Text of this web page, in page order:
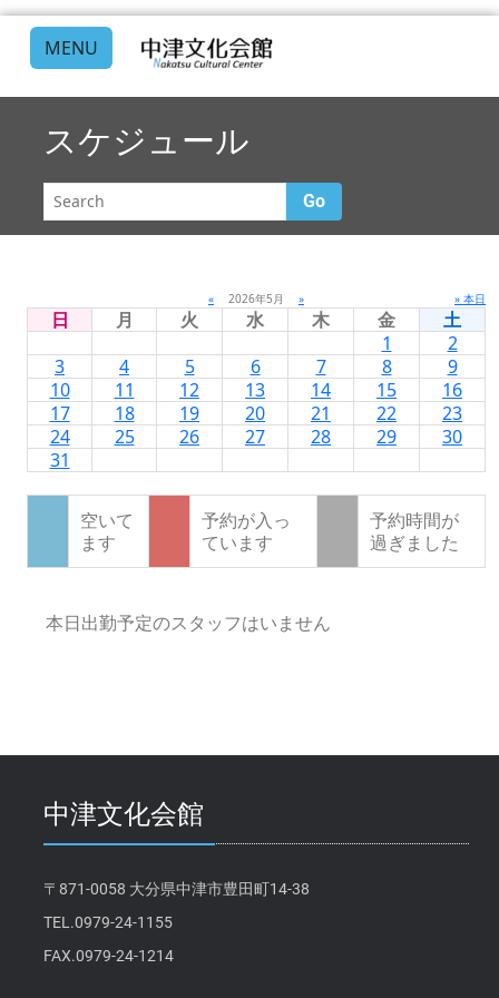
MENU
スケジュール
Go
« 2026年5月 » » 本日
日 月 火 水 木 金
土
1
2
3
4 5 6 7 8
9
10
11 12 13 14 15
16
17
18 19 20 21 22
23
24
25 26 27 28 29
30
31
空いて
ます
予約が入っ
ています
予約時間が
過ぎました
本日出勤予定のスタッフはいません
中津文化会館
〒871-0058 大分県中津市豊田町14-38
TEL.0979-24-1155
FAX.0979-24-1214